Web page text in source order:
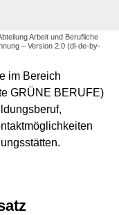
Arbeit und Berufliche
– Version 2.0 (dl-de-by-
im Bereich
GRÜNE BERUFE)